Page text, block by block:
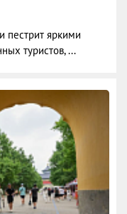
пестрит яркими
туристов, ...